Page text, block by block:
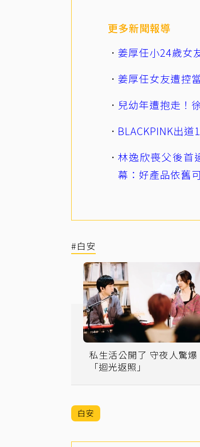
更多新聞報導
姜厚任小24歲女
姜厚任女友遭控
兒幼年遭抱走！
BLACKPINK出
林逸欣喪父後
幕：好產品依舊
#白安
私生活公開了 守夜人驚爆
「迴光返照」
白安